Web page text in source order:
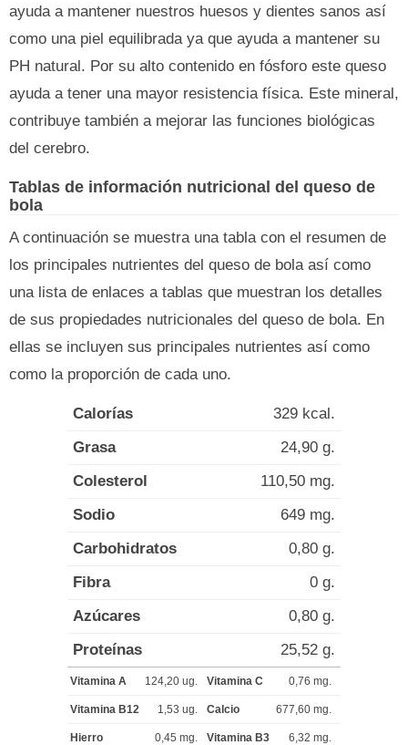
ayuda a mantener nuestros huesos y dientes sanos así
como una piel equilibrada ya que ayuda a mantener su
PH natural. Por su alto contenido en fósforo este queso
ayuda a tener una mayor resistencia física. Este mineral,
contribuye también a mejorar las funciones biológicas
del cerebro.
Tablas de información nutricional del queso de
bola
A continuación se muestra una tabla con el resumen de
los principales nutrientes del queso de bola así como
una lista de enlaces a tablas que muestran los detalles
de sus propiedades nutricionales del queso de bola. En
ellas se incluyen sus principales nutrientes así como
como la proporción de cada uno.
Calorías
329 kcal.
Grasa
24,90 g.
Colesterol
110,50 mg.
Sodio
649 mg.
Carbohidratos
0,80 g.
Fibra
0 g.
Azúcares
0,80 g.
Proteínas
25,52 g.
Vitamina A 124,20 ug. Vitamina C 0,76 mg.
Vitamina B12 1,53 ug. Calcio 677,60 mg.
Hierro 0,45 mg. Vitamina B3 6,32 mg.